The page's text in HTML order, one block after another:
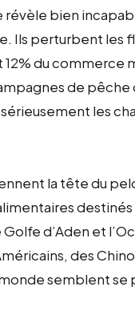
révèle bien
Ils perturbent les
du
de
les
la tête du
d’Aden et
des
semblent